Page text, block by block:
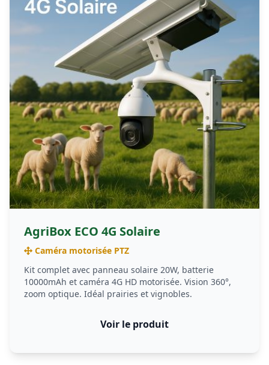
AgriBox ECO 4G Solaire
Caméra motorisée PTZ
Kit complet avec panneau solaire 20W, batterie
10000mAh et caméra 4G HD motorisée. Vision 360°,
zoom optique. Idéal prairies et vignobles.
Voir le produit